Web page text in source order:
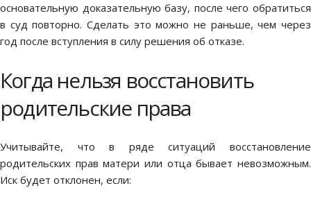
основательную доказательную базу, после чего обратиться
в суд повторно. Сделать это можно не раньше, чем через
год после вступления в силу решения об отказе.
Когда нельзя восстановить
родительские права
Учитывайте, что в ряде ситуаций восстановление
родительских прав матери или отца бывает невозможным.
Иск будет отклонен, если: